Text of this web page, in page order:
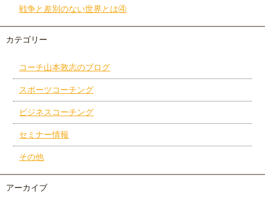
戦争と差別のない世界とは④
カテゴリー
コーチ山本敦志のブログ
スポーツコーチング
ビジネスコーチング
セミナー情報
その他
アーカイブ